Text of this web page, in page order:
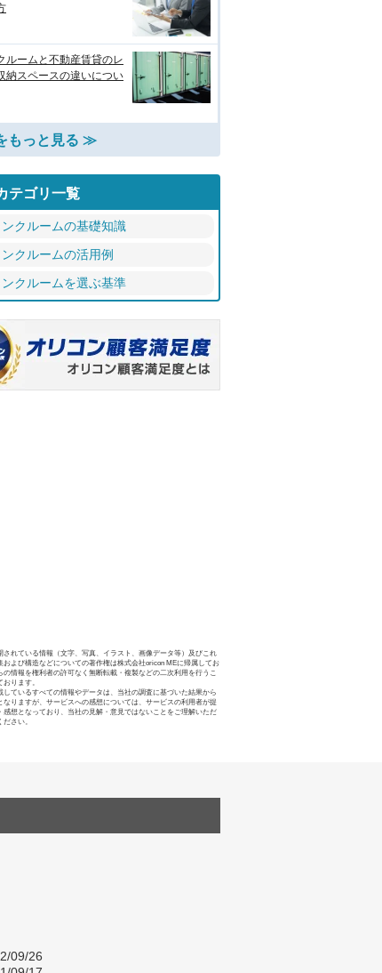
ルームと不動産賃貸のレ
納スペースの違いについ
もっと見る ≫
テゴリ一覧
ンクルームの基礎知識
ンクルームの活用例
ンクルームを選ぶ基準
されている情報（文字、写真、イラスト、画像データ等）及びこれ
および構造などについての著作権は株式会社oricon MEに帰属してお
の情報を権利者の許可なく無断転載・複製などの二次利用を行うこ
おります。
しているすべての情報やデータは、当社の調査に基づいた結果から
なりますが、サービスへの感想については、サービスの利用者が提
感想となっており、当社の見解・意見ではないことをご理解いただ
さい。
09/26